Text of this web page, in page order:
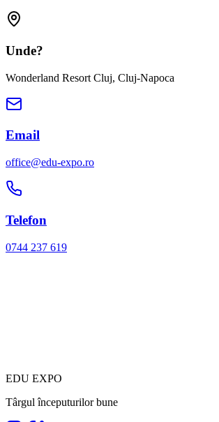
Unde?
Wonderland Resort Cluj, Cluj-Napoca
Email
office@edu-expo.ro
Telefon
0744 237 619
EDU EXPO
Târgul începuturilor bune